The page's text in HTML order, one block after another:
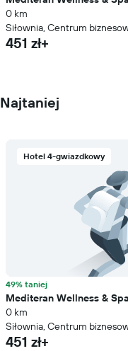
0 km
Siłownia, Centrum
451 zł+
Najtaniej
Hotel 4-gwiazdkowy
49% taniej
Mediteran Wellness &
0 km
Siłownia, Centrum
451 zł+